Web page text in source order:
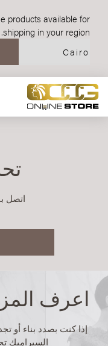
products available for
shipping in your region.
اتصل
اعرف
إذا كنت بصدد بناء أو
السيراميك